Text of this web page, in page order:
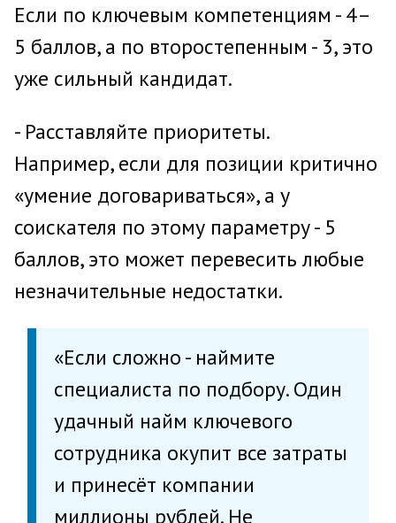
Если по ключевым компетенциям - 4–
5 баллов, а по второстепенным - 3, это
уже сильный кандидат.
- Расставляйте приоритеты.
Например, если для позиции критично
«умение договариваться», а у
соискателя по этому параметру - 5
баллов, это может перевесить любые
незначительные недостатки.
«Если сложно - наймите
специалиста по подбору. Один
удачный найм ключевого
сотрудника окупит все затраты
и принесёт компании
миллионы рублей. Не